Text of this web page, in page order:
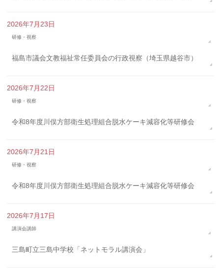
2026年7月23日
研修・視察
福島市議会文教福祉常任委員会の行政視察（埼玉県越谷市）
2026年7月22日
研修・視察
令和8年度川俣方部衛生処理組合脱水ケーキ減容化等研修会
2026年7月21日
研修・視察
令和8年度川俣方部衛生処理組合脱水ケーキ減容化等研修会
2026年7月17日
講演会講師
三島町立三島中学校「ネットモラル講演会」